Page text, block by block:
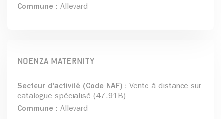
Commune : Allevard
NOENZA MATERNITY
Secteur d'activité (Code NAF) : Vente à distance sur
catalogue spécialisé (47.91B)
Commune : Allevard